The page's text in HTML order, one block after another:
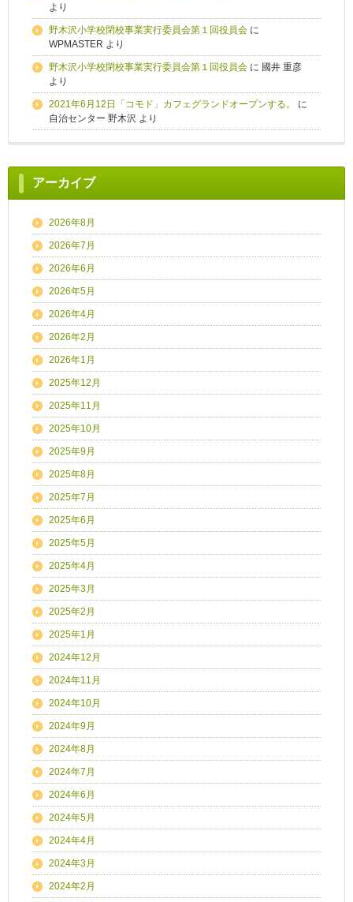
より
野木沢小学校閉校事業実行委員会第１回役員会 に
WPMASTER より
野木沢小学校閉校事業実行委員会第１回役員会 に 國井 重彦
より
2021年6月12日「コモド」カフェグランドオープンする。
に
自治センター 野木沢 より
アーカイブ
2026年8月
2026年7月
2026年6月
2026年5月
2026年4月
2026年2月
2026年1月
2025年12月
2025年11月
2025年10月
2025年9月
2025年8月
2025年7月
2025年6月
2025年5月
2025年4月
2025年3月
2025年2月
2025年1月
2024年12月
2024年11月
2024年10月
2024年9月
2024年8月
2024年7月
2024年6月
2024年5月
2024年4月
2024年3月
2024年2月